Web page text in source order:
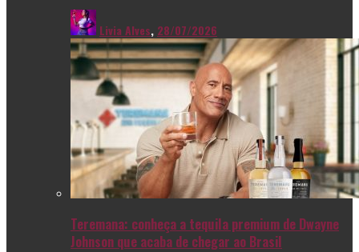
Livia Alves, 28/07/2026
Teremana: conheça a tequila premium de Dwayne
Johnson que acaba de chegar ao Brasil